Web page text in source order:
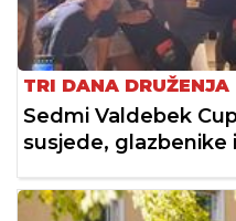
TRI DANA DRUŽENJA
Sedmi Valdebek
susjede, glazbenike